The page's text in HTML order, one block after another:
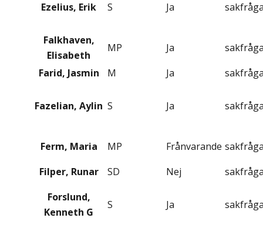
Ezelius, Erik S Ja
Falkhaven,
Elisabeth
MP Ja
Farid, Jasmin
M Ja
Fazelian, Aylin S Ja
Ferm, Maria MP Frånvarande
Filper, Runar
SD Nej
Forslund,
Kenneth G
S Ja